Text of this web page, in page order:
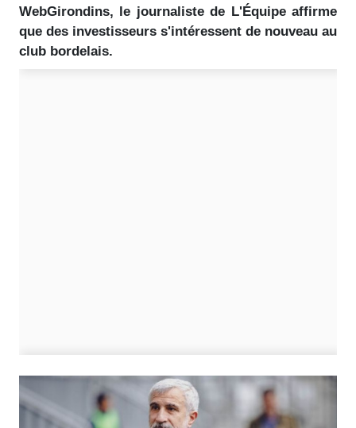
WebGirondins, le journaliste de L'Équipe affirme
que des investisseurs s'intéressent de nouveau au
club bordelais.